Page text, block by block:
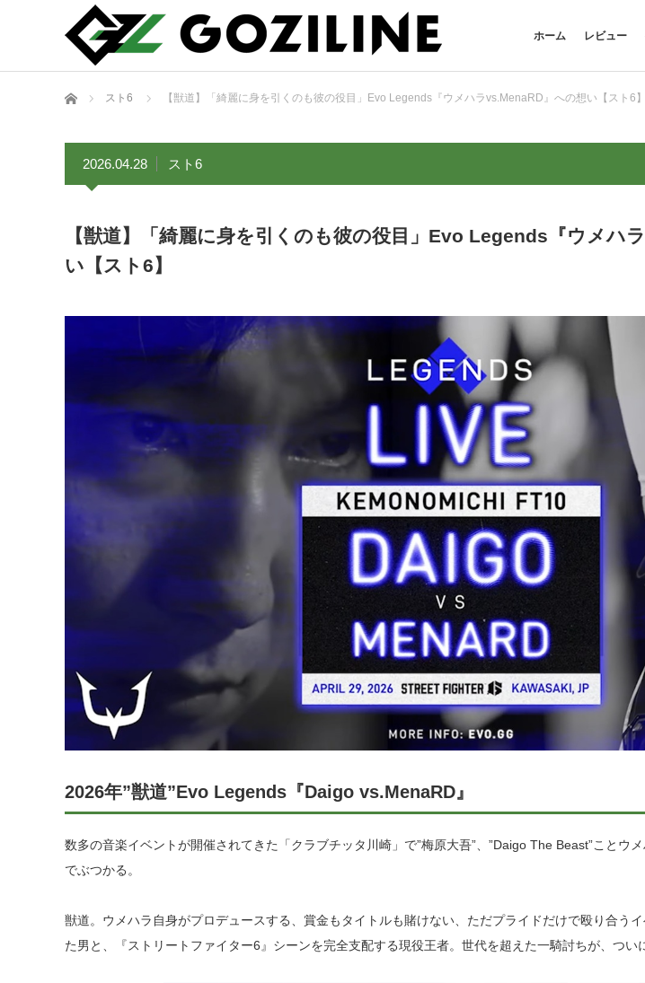
ホーム レビュー
ホーム スト6 【獣道】「綺麗に身を引くのも彼の役目」Evo Legends『ウメハラvs.MenaRD』への想い【スト6】
2026.04.28 スト6
【獣道】「綺麗に身を引くのも彼の役目」Evo Legends『ウメハ
い【スト6】
2026年”獣道”Evo Legends『Daigo vs.MenaRD』
数多の音楽イベントが開催されてきた「クラブチッタ川崎」で”梅原大吾”、”Daigo The Beast”ことウ
でぶつかる。
獣道。ウメハラ自身がプロデュースする、賞金もタイトルも賭けない、ただプライドだけで殴り合う
た男と、『ストリートファイター6』シーンを完全支配する現役王者。世代を超えた一騎討ちが、つい